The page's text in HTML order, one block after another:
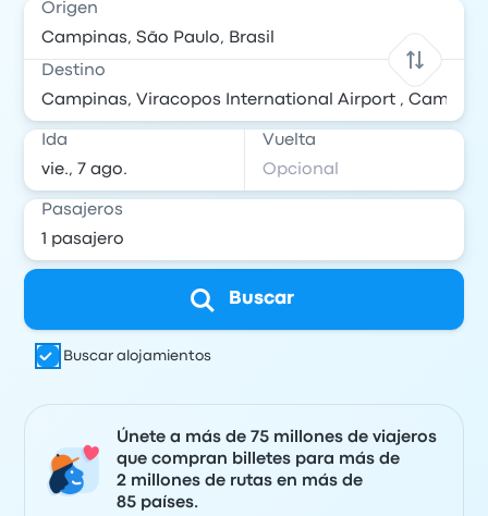
Origen
Destino
Ida Vuelta
Pasajeros
Buscar
Buscar alojamientos
Únete a más de 75 millones de viajeros
que compran billetes para más de
2 millones de rutas en más de
85 países.